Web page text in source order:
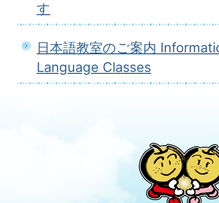
す
日本語教室のご案内
Language Classes